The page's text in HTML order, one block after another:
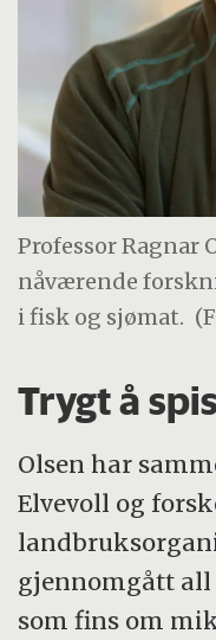
Professor Ragnar
nåværende
i fisk og sjømat.
Trygt å
Olsen har
Elvevoll og
gjennomgått
som fins om